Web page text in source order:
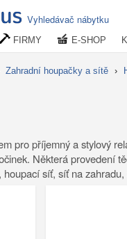
Vyhledávač nábytku
FIRMY E-SHOP
Zahradní houpačky a sítě ›
pro příjemný a stylový
Některá provedení
síť, síť na